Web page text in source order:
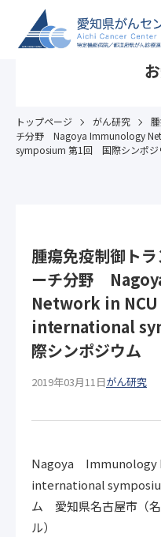
トップページ がん研究
チ分野 Nagoya Immunology
symposium 第1回 国際シンポジ
腫瘍免疫制御ト
ーチ分野
Network in
international
際シンポジウム
2019年03月11日がん研究
Nagoya Immunology
international
ム 愛知県名古屋市（
ル）